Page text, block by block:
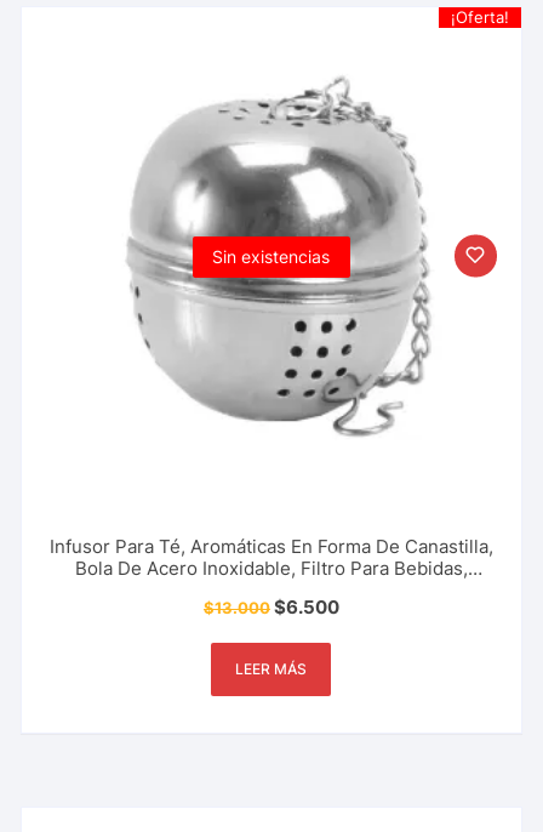
Sin existencias
¡Oferta!
Infusor Para Té, Aromáticas En Forma De Canastilla,
Bola De Acero Inoxidable, Filtro Para Bebidas,
$13.000$6.500
LEER MÁS